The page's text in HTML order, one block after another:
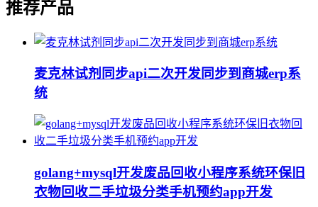
推荐产品
麦克林试剂同步api二次开发同步到商城erp系
统
golang+mysql开发废品回收小程序系统环保旧
衣物回收二手垃圾分类手机预约app开发